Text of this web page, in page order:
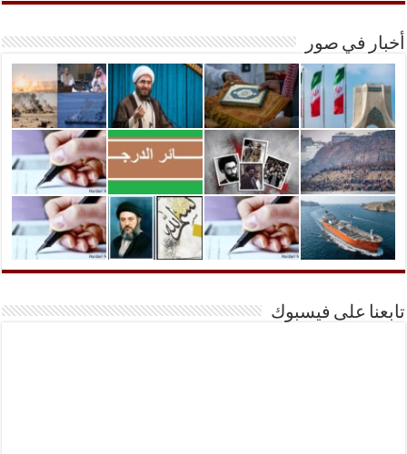
أخبار في صور
تابعنا على فيسبوك